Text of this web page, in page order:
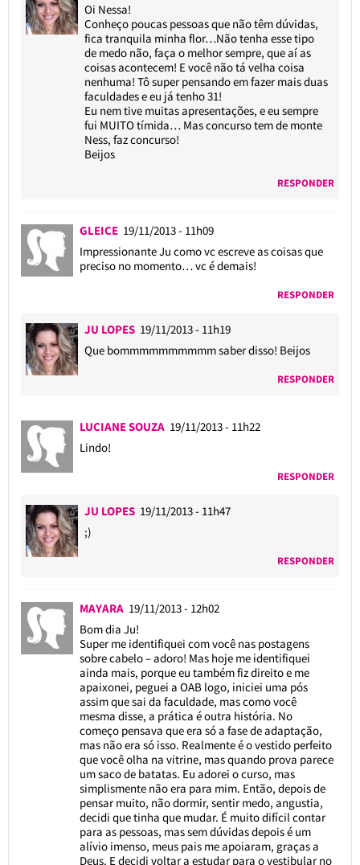
Oi Nessa!
Conheço poucas pessoas que não têm dúvidas,
fica tranquila minha flor…Não tenha esse tipo
de medo não, faça o melhor sempre, que aí as
coisas acontecem! E você não tá velha coisa
nenhuma! Tô super pensando em fazer mais duas
faculdades e eu já tenho 31!
Eu nem tive muitas apresentações, e eu sempre
fui MUITO tímida… Mas concurso tem de monte
Ness, faz concurso!
Beijos
RESPONDER
GLEICE 19/11/2013 - 11h09
Impressionante Ju como vc escreve as coisas que
preciso no momento… vc é demais!
RESPONDER
JU LOPES 19/11/2013 - 11h19
Que bommmmmmmmmm saber disso! Beijos
RESPONDER
LUCIANE SOUZA 19/11/2013 - 11h22
Lindo!
RESPONDER
JU LOPES 19/11/2013 - 11h47
;)
RESPONDER
MAYARA 19/11/2013 - 12h02
Bom dia Ju!
Super me identifiquei com você nas postagens
sobre cabelo – adoro! Mas hoje me identifiquei
ainda mais, porque eu também fiz direito e me
apaixonei, peguei a OAB logo, iniciei uma pós
assim que sai da faculdade, mas como você
mesma disse, a prática é outra história. No
começo pensava que era só a fase de adaptação,
mas não era só isso. Realmente é o vestido perfeito
que você olha na vitrine, mas quando prova parece
um saco de batatas. Eu adorei o curso, mas
simplismente não era para mim. Então, depois de
pensar muito, não dormir, sentir medo, angustia,
decidi que tinha que mudar. É muito difícil contar
para as pessoas, mas sem dúvidas depois é um
alívio imenso, meus pais me apoiaram, graças a
Deus. E decidi voltar a estudar para o vestibular no